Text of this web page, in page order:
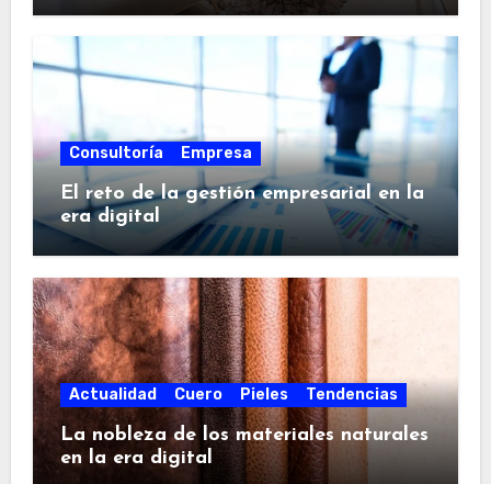
Consultoría Empresa
El reto de la gestión empresarial en la
era digital
Actualidad Cuero Pieles Tendencias
La nobleza de los materiales naturales
en la era digital